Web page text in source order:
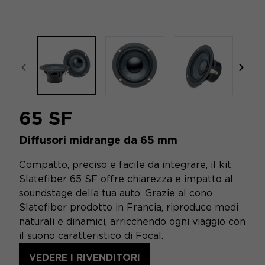
focal-naim-frontent::misc.prev_label
65 SF
Diffusori midrange da 65 mm
Compatto, preciso e facile da integrare, il kit
Slatefiber 65 SF offre chiarezza e impatto al
soundstage della tua auto. Grazie al cono
Slatefiber prodotto in Francia, riproduce medi
naturali e dinamici, arricchendo ogni viaggio con
il suono caratteristico di Focal.
VEDERE I RIVENDITORI